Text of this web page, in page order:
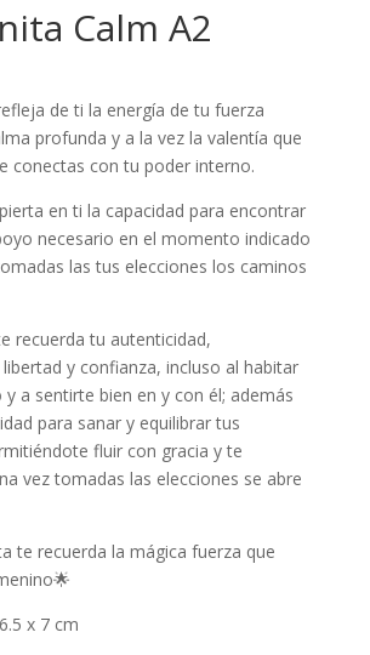
Calm A2
de ti la energía de tu fuerza
profunda y a la vez la valentía que
conectas con tu poder interno.
en ti la capacidad para encontrar
necesario en el momento indicado
las tus elecciones los caminos
recuerda tu autenticidad,
y confianza, incluso al habitar
a sentirte bien en y con él; además
para sanar y equilibrar tus
fluir con gracia y te
vez tomadas las elecciones se abre
te recuerda la mágica fuerza que
x 7 cm